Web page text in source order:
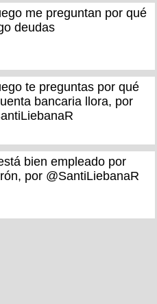
me preguntan por qué
deudas
te preguntas por qué
bancaria llora, por
bien empleado por
por @SantiLiebanaR